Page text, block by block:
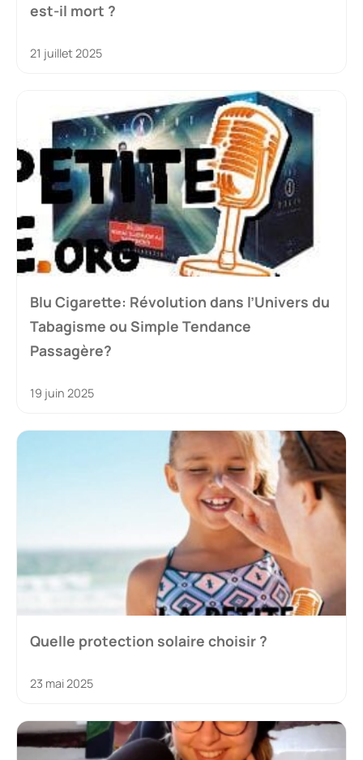
est-il mort ?
21 juillet 2025
Blu Cigarette: Révolution dans l’Univers du
Tabagisme ou Simple Tendance
Passagère?
19 juin 2025
Quelle protection solaire choisir ?
23 mai 2025